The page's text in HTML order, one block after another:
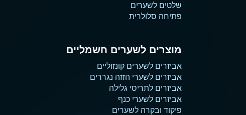
שלטים לשערים
פתיחה סלולרית
מוצרים לשערים חשמליים
אביזרים לשערים קונזוליים
אביזרים לשערי הזזה נגררים
אביזרים לתריסי גלילה
אביזרים לשערי כנף
פיקוד ובקרה לשערים